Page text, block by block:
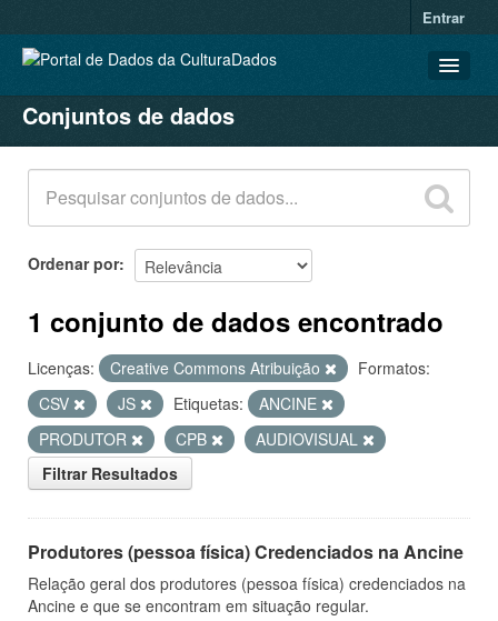
Entrar
CONJUNTOS DE DADOS
ORGANIZAÇÕES
GRUPOS
SOBRE
Conjuntos de dados
Ordenar por
1 conjunto de dados encontrado
Licenças: Creative Commons Atribuição
Formatos:
CSV
JS Etiquetas:
ANCINE
PRODUTOR
CPB
AUDIOVISUAL
Filtrar Resultados
Produtores (pessoa física) Credenciados na Ancine
Relação geral dos produtores (pessoa física) credenciados na
Ancine e que se encontram em situação regular.